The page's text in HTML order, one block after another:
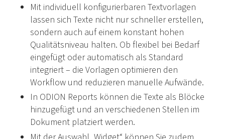
Mit individuell konfigurierbaren Textvorlagen
lassen sich Texte nicht nur schneller erstellen,
sondern auch auf einem konstant hohen
Qualitätsniveau halten. Ob flexibel bei Bedarf
eingefügt oder automatisch als Standard
integriert – die Vorlagen optimieren den
Workflow und reduzieren manuelle Aufwände.
In ODION Reports können die Texte als Blöcke
hinzugefügt und an verschiedenen Stellen im
Dokument platziert werden.